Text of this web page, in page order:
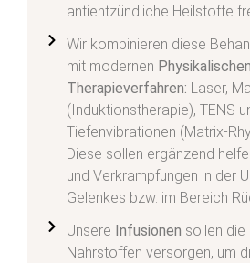
antientzündliche Heilstoffe
Wir kombinieren diese
mit modernen Physikalischen
Therapieverfahren: Laser,
(Induktionstherapie), TENS
Tiefenvibrationen (Matrix-
Diese sollen ergänzend
und Verkrampfungen in der
Gelenkes bzw. im Bereich
Unsere Infusionen sollen die
Nährstoffen versorgen, um